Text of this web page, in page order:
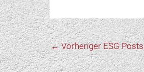
←Vorheriger ESG Posts